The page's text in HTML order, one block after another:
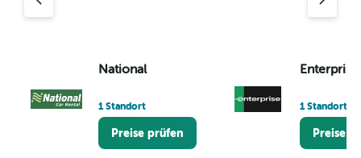
National
1 Standort
Preise prüfen
1 Standort
Preise